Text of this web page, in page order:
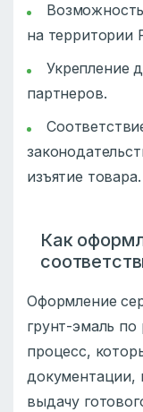
на территории
Укрепление
партнеров.
изъятие товара.
Как
Оформление
грунт-эмаль
процесс,
документации,
выдачу